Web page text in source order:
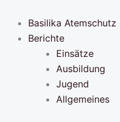
Inhalt
springen
Basilika
Berichte
Einsätze
Ausbildung
Jugend
Allgemeines